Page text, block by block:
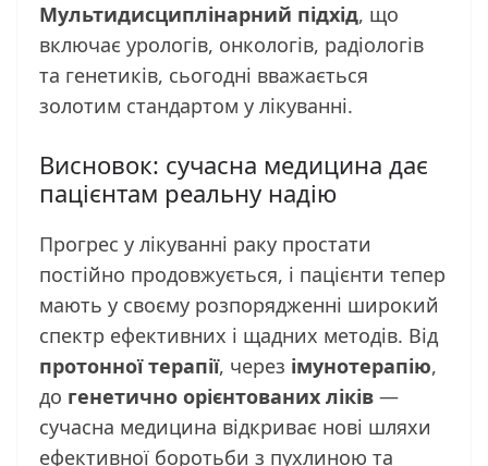
Мультидисциплінарний підхід, що
включає урологів, онкологів, радіологів
та генетиків, сьогодні вважається
золотим стандартом у лікуванні.
Висновок: сучасна медицина дає
пацієнтам реальну надію
Прогрес у лікуванні раку простати
постійно продовжується, і пацієнти тепер
мають у своєму розпорядженні широкий
спектр ефективних і щадних методів. Від
протонної терапії, через імунотерапію,
до генетично орієнтованих ліків —
сучасна медицина відкриває нові шляхи
ефективної боротьби з пухлиною та